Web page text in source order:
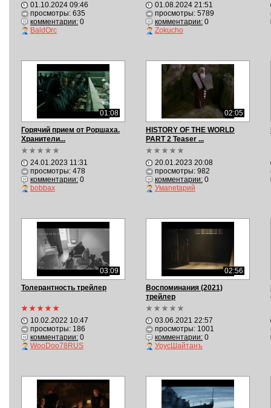
01.10.2024 09:46
просмотры: 635
комментарии:0
BaldOrc
01.08.2024 21:51
просмотры: 5789
комментарии:0
Zokucho
01:08
Горячий прием от Роршаха.
Хранители...
24.01.2023 11:31
просмотры: 478
комментарии:0
bobbax
02:05
HISTORY OF THE WORLD
PART 2 Teaser ...
20.01.2023 20:08
просмотры: 982
комментарии:0
Умаnetарий
03:09
Толерантность трейлер
10.02.2022 10:47
просмотры: 186
комментарии:0
WooDoo78RUS
02:56
Воспоминания (2021)
трейлер
03.06.2021 22:57
просмотры: 1001
комментарии:0
УрусШайтанъ